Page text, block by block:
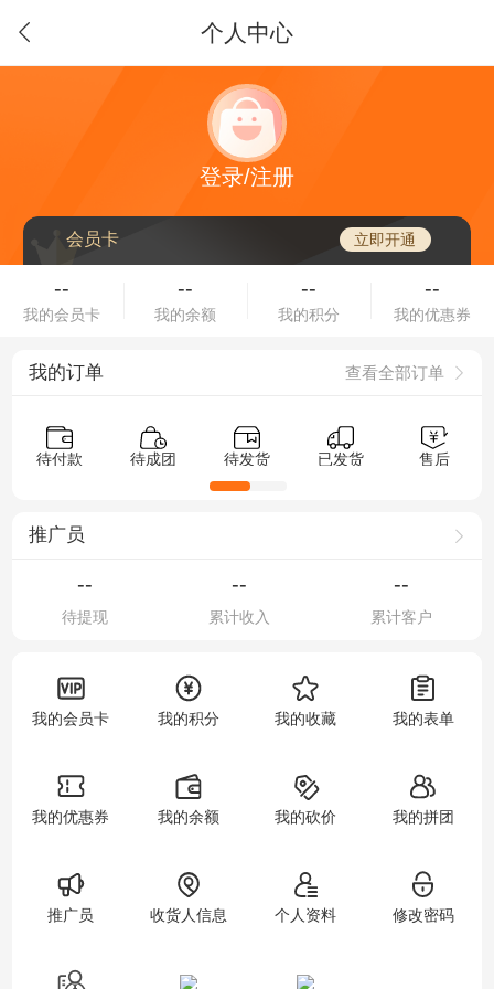
个人中心
登录/注册
会员卡 立即开通
--
我的会员卡
--
我的余额
--
我的积分
--
我的优惠券
我的订单 查看全部订单
待付款 待成团 待发货 已发货 售后
推广员
--
待提现
--
累计收入
--
累计客户
我的会员卡 我的积分 我的收藏 我的表单
我的优惠券 我的余额 我的砍价 我的拼团
推广员 收货人信息 个人资料 修改密码